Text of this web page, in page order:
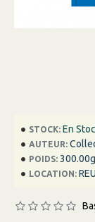
STOCK: En
AUTEUR:
POIDS: 300.00g
LOCATION: